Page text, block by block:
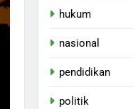
hukum
nasional
pendidikan
politik